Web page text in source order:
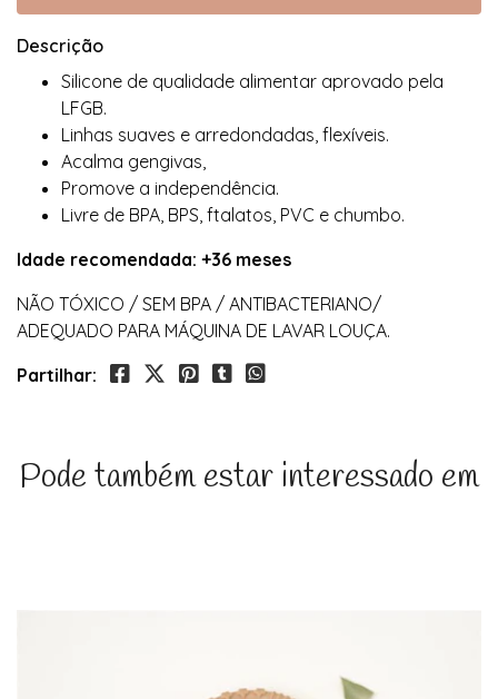
Descrição
Silicone de qualidade alimentar aprovado pela
LFGB.
Linhas suaves e arredondadas, flexíveis.
Acalma gengivas,
Promove a independência.
Livre de BPA, BPS, ftalatos, PVC e chumbo.
Idade recomendada: +36 meses
NÃO TÓXICO / SEM BPA / ANTIBACTERIANO/
ADEQUADO PARA MÁQUINA DE LAVAR LOUÇA.
Partilhar:
Pode também estar interessado em